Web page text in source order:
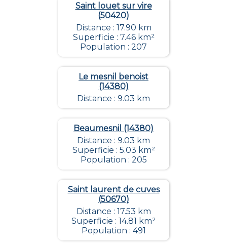
Saint louet sur vire
(50420)
Distance : 17.90 km
Superficie : 7.46 km²
Population : 207
Le mesnil benoist
(14380)
Distance : 9.03 km
Beaumesnil (14380)
Distance : 9.03 km
Superficie : 5.03 km²
Population : 205
Saint laurent de cuves
(50670)
Distance : 17.53 km
Superficie : 14.81 km²
Population : 491